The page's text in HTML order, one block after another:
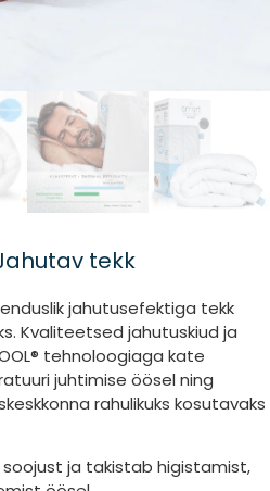
tekk
jahutusefektiga tekk
Kvaliteetsed jahutuskiud ja
tehnoloogiaga kate
juhtimise öösel ning
rahulikuks kosutavaks
ja takistab higistamist,